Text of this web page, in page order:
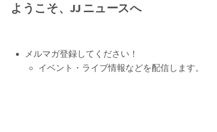
ようこそ、JJ ニュースへ
メルマガ登録してください！
イベント・ライブ情報などを配信します。